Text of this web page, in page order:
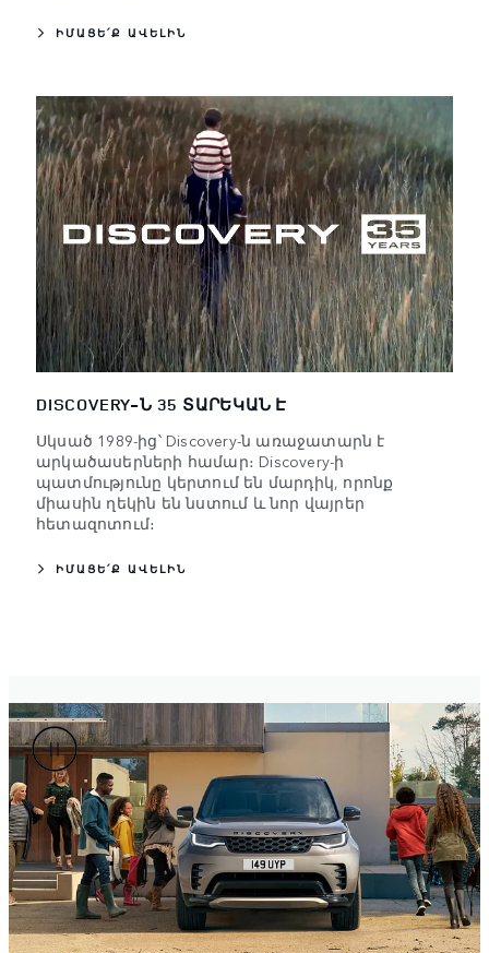
ԻՄԱՑԵ՛Ք ԱՎԵԼԻՆ
DISCOVERY-Ն 35 ՏԱՐԵԿԱՆ Է
Սկսած 1989-ից՝ Discovery-ն առաջատարն է
արկածասերների համար։ Discovery-ի
պատմությունը կերտում են մարդիկ, որոնք
միասին ղեկին են նստում և նոր վայրեր
հետազոտում։
ԻՄԱՑԵ՛Ք ԱՎԵԼԻՆ